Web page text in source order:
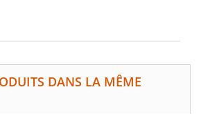
DANS LA MÊME